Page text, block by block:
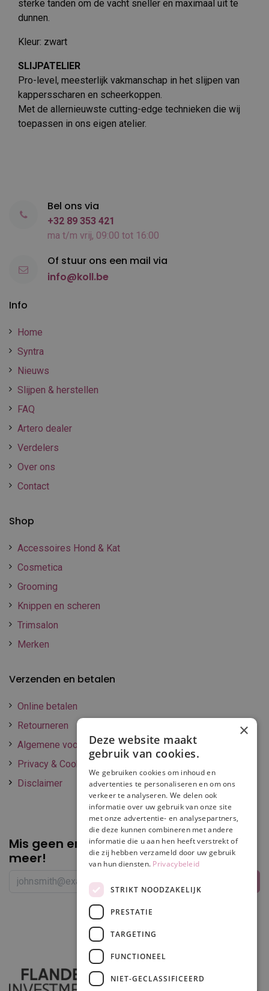
sterke tanden om de vacht sneller en maximaal uit te
dunnen.
Kleur: zwart
SLIJPATELIER
Pro-level, meesterlijk vakmanschap in het slijpen van
kappersscharen en scheerkoppen.
Met de allernieuwste cutting-edge technieken die wij
toepassen in ons eigen atelier.
Info
Home
Syntra
Nieuws
Slijpen & herstellen
FAQ
Artero dealer
Verdelers
Over ons
Contact
Shop
Accessoires Hond & Kat
Cosmetica
Grooming
Knippen en scheren
Trimsalon
Merken
Verzenden en betalen
Online betalen
Retourneren
Algemene voorwaarden
Privacy & Cookie policy
Disclaimer
Mis geen enkelepromotie of korting
meer!
Bel ons via
+32 89 353 421
ma t/m vrij, 09:00 tot 16:00
Of stuur ons een mail via
info@koll.be
×
Deze website maakt
gebruik van cookies.
We gebruiken cookies om inhoud en
advertenties te personaliseren en om ons
verkeer te analyseren. We delen ook
informatie over uw gebruik van onze site
met onze advertentie- en analysepartners,
die deze kunnen combineren met andere
informatie die u aan hen heeft verstrekt of
die zij hebben verzameld door uw gebruik
van hun diensten. Privacybeleid
STRIKT NOODZAKELIJK
PRESTATIE
TARGETING
FUNCTIONEEL
NIET-GECLASSIFICEERD